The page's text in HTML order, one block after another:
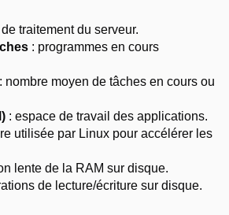
traitement du serveur.
: programmes en cours
: nombre moyen de tâches en cours ou
: espace de travail des applications.
utilisée par Linux pour accélérer les
lente de la RAM sur disque.
de lecture/écriture sur disque.